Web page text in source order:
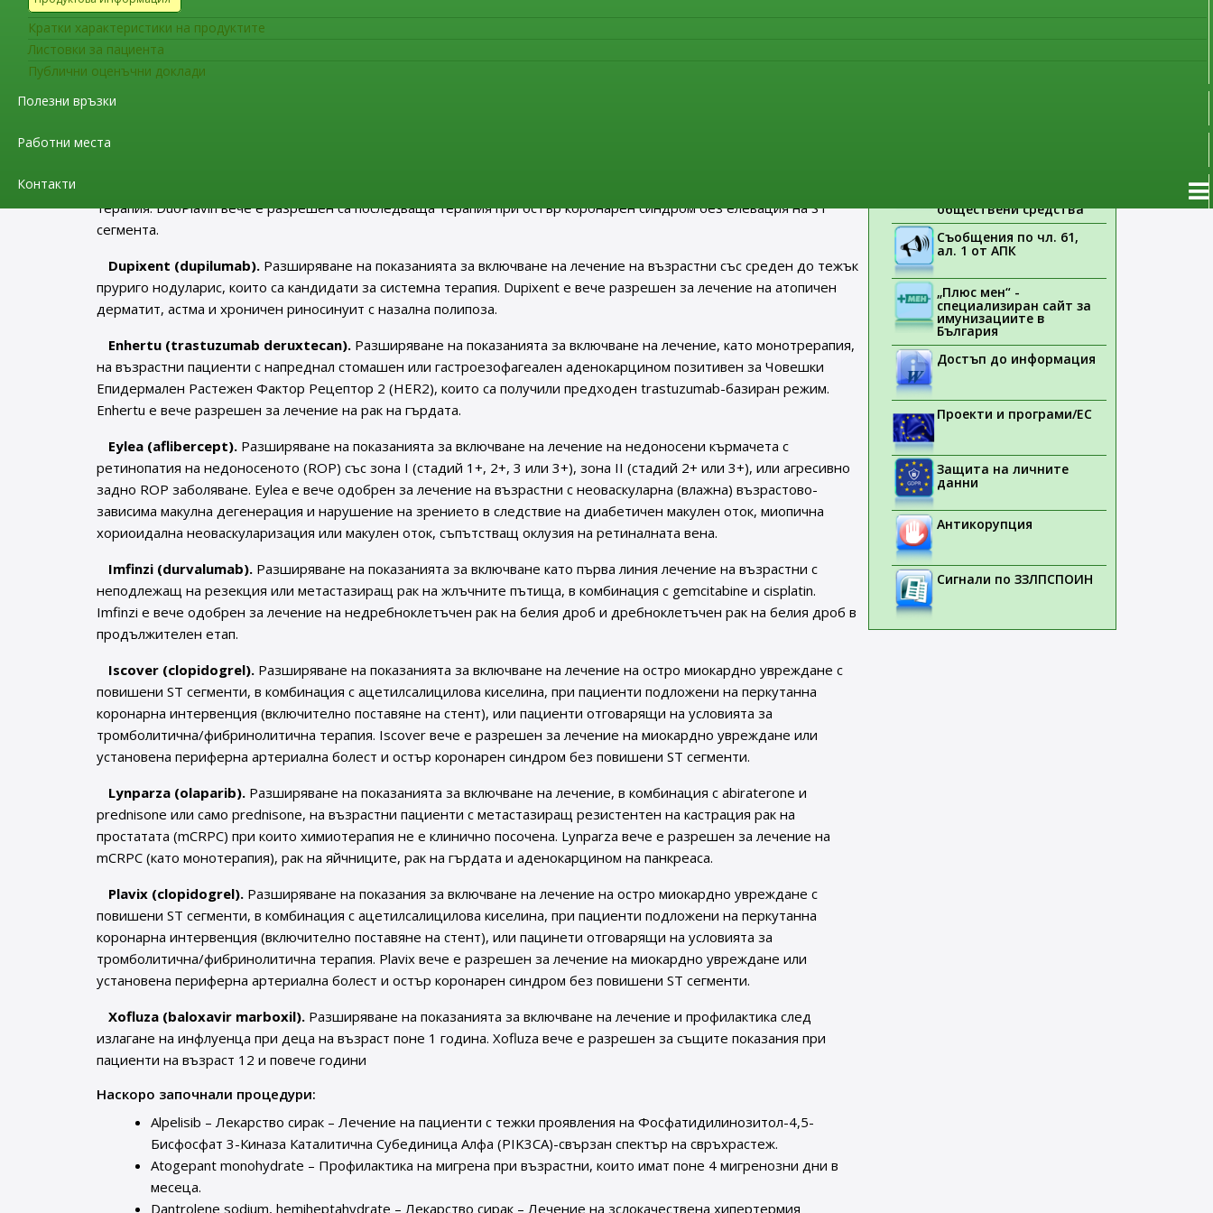
Кратки характеристики на продуктите
Листовки за пациента
Публични оценъчни доклади
Полезни връзки
Работни места
Контакти
Препоръки за разширяване на терапевтични показания:
Ceprotin (human protein C).
добавени терапевтични показания.
DuoPlavin (clopidogrel / acetylsalicylic acid).
терапия. DuoPlavin вече е разрешен са последваща терапия при остър коронарен синдром без елевация на ST
сегмента.
Dupixent (dupilumab). Разширяване на показанията за включване на лечение на възрастни със среден до тежък
пруриго нодуларис, които са кандидати за системна терапия. Dupixent е вече разрешен за лечение на атопичен
дерматит, астма и хроничен риносинуит с назална полипоза.
Enhertu (trastuzumab deruxtecan). Разширяване на показанията за включване на лечение, като монотрерапия,
на възрастни пациенти с напреднал стомашен или гастроезофагеален аденокарцином позитивен за Човешки
Епидермален Растежен Фактор Рецептор 2 (HER2), които са получили предходен trastuzumab-базиран режим.
Enhertu е вече разрешен за лечение на рак на гърдата.
Eylea (aflibercept). Разширяване на показанията за включване на лечение на недоносени кърмачета с
ретинопатия на недоносеното (ROP) със зона I (стадий 1+, 2+, 3 или 3+), зона II (стадий 2+ или 3+), или агресивно
задно ROP заболяване. Eylea е вече одобрен за лечение на възрастни с неоваскуларна (влажна) възрастово-
зависима макулна дегенерация и нарушение на зрението в следствие на диабетичен макулен оток, миопична
хориоидална неоваскуларизация или макулен оток, съпътстващ оклузия на ретиналната вена.
Imfinzi (durvalumab). Разширяване на показанията за включване като първа линия лечение на възрастни с
неподлежащ на резекция или метастазиращ рак на жлъчните пътища, в комбинация с gemcitabine и cisplatin.
Imfinzi е вече одобрен за лечение на недребноклетъчен рак на белия дроб и дребноклетъчен рак на белия дроб в
продължителен етап.
Iscover (clopidogrel). Разширяване на показанията за включване на лечение на остро миокардно увреждане с
повишени ST сегменти, в комбинация с ацетилсалицилова киселина, при пациенти подложени на перкутанна
коронарна интервенция (включително поставяне на стент), или пациенти отговарящи на условията за
тромболитична/фибринолитична терапия. Iscover вече е разрешен за лечение на миокардно увреждане или
установена периферна артериална болест и остър коронарен синдром без повишени ST сегменти.
Lynparza (olaparib). Разширяване на показанията за включване на лечение, в комбинация с abiraterone и
prednisone или само prednisone, на възрастни пациенти с метастазиращ резистентен на кастрация рак на
простатата (mCRPC) при които химиотерапия не е клинично посочена. Lynparza вече е разрешен за лечение на
mCRPC (като монотерапия), рак на яйчниците, рак на гърдата и аденокарцином на панкреаса.
Plavix (clopidogrel). Разширяване на показания за включване на лечение на остро миокардно увреждане с
повишени ST сегменти, в комбинация с ацетилсалицилова киселина, при пациенти подложени на перкутанна
коронарна интервенция (включително поставяне на стент), или пацинети отговарящи на условията за
тромболитична/фибринолитична терапия. Plavix вече е разрешен за лечение на миокардно увреждане или
установена периферна артериална болест и остър коронарен синдром без повишени ST сегменти.
Xofluza (baloxavir marboxil). Разширяване на показанията за включване на лечение и профилактика след
излагане на инфлуенца при деца на възраст поне 1 година. Xofluza вече е разрешен за същите показания при
пациенти на възраст 12 и повече години
Наскоро започнали процедури:
Alpelisib – Лекарство сирак – Лечение на пациенти с тежки проявления на Фосфатидилинозитол-4,5-
Бисфосфат 3-Киназа Каталитична Субединица Алфа (PIK3CA)-свързан спектър на свръхрастеж.
Atogepant monohydrate – Профилактика на мигрена при възрастни, които имат поне 4 мигренозни дни в
месеца.
Dantrolene sodium, hemiheptahydrate – Лекарство сирак – Лечение на зслокачествена хипертермия
обществени средства
Съобщения по чл. 61,
ал. 1 от АПК
„Плюс мен“ -
специализиран сайт за
имунизациите в
България
Достъп до информация
Проекти и програми/ЕС
Защита на личните
данни
Антикорупция
Сигнали по ЗЗЛПСПОИН